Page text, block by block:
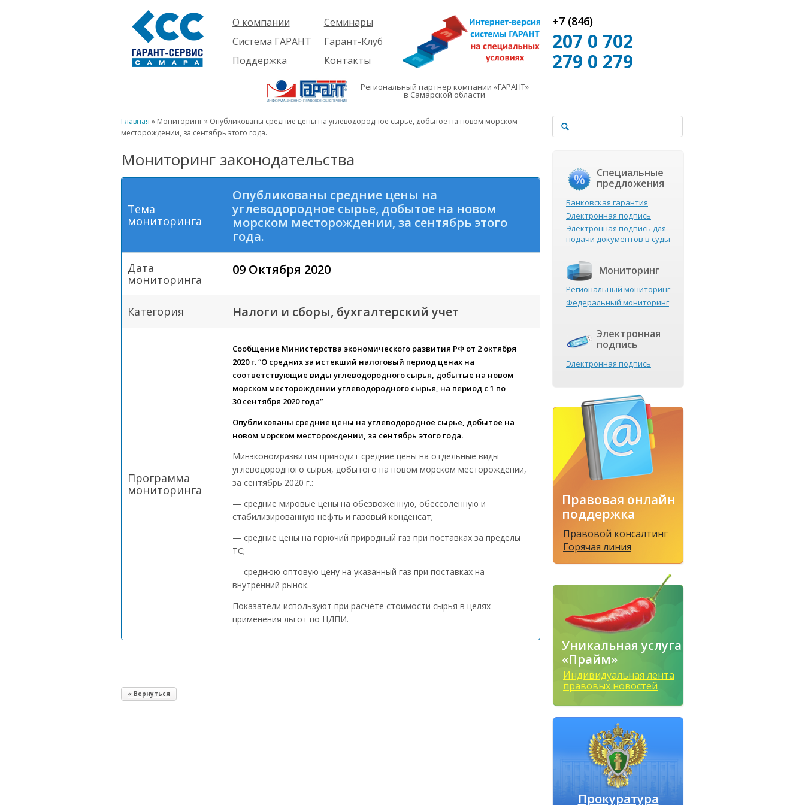
О компании
Компания
Проекты
Партнеры
Вакансии
Реквизиты
Информация
Система ГАРАНТ
О системе
решения
Комплекты
Новинки
История
Поддержка
Пользователям
Будущим
пользователям
Семинары
Об услуге
Предстоящие
семинары
Гарант-Клуб
Контакты
+7 (846)
207 0 702
279 0 279
Региональный партнер компании «ГАРАНТ»
в Самарской области
Главная » Мониторинг » Опубликованы средние цены на углеводородное сырье, добытое на новом морском
месторождении, за сентябрь этого года.
Мониторинг законодательства
Тема
мониторинга
Опубликованы средние цены на
углеводородное сырье, добытое на новом
морском месторождении, за сентябрь этого
года.
Дата
мониторинга
09 Октября 2020
Категория Налоги и сборы, бухгалтерский учет
Программа
мониторинга
Сообщение Министерства экономического развития РФ от 2 октября
2020 г. “О средних за истекший налоговый период ценах на
соответствующие виды углеводородного сырья, добытые на новом
морском месторождении углеводородного сырья, на период с 1 по
30 сентября 2020 года”
Опубликованы средние цены на углеводородное сырье, добытое на
новом морском месторождении, за сентябрь этого года.
Минэкономразвития приводит средние цены на отдельные виды
углеводородного сырья, добытого на новом морском месторождении,
за сентябрь 2020 г.:
— средние мировые цены на обезвоженную, обессоленную и
стабилизированную нефть и газовый конденсат;
— средние цены на горючий природный газ при поставках за пределы
ТС;
— среднюю оптовую цену на указанный газ при поставках на
внутренний рынок.
Показатели используют при расчете стоимости сырья в целях
применения льгот по НДПИ.
« Вернуться
Специальные
предложения
Банковская гарантия
Электронная подпись
Электронная подпись для
подачи документов в суды
Мониторинг
Региональный мониторинг
Федеральный мониторинг
Электронная
подпись
Электронная подпись
Правовая онлайн
поддержка
Правовой консалтинг
Горячая линия
Уникальная услуга
«Прайм»
Индивидуальная лента
правовых новостей
Прокуратура